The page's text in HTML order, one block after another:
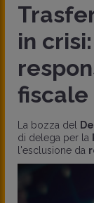
in
fiscale
La bozza del
di delega per la
l'esclusione da